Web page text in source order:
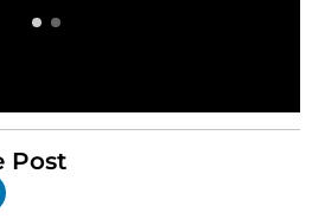
Post